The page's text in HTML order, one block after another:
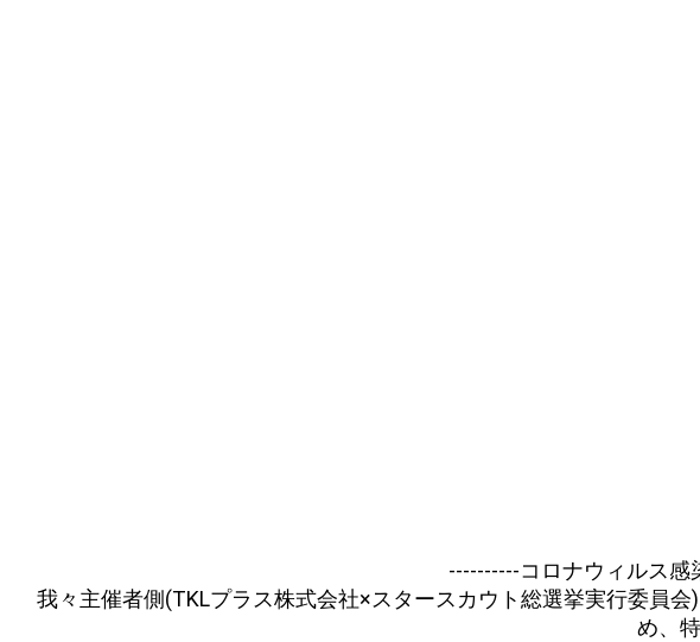
----------コロナウィルス
我々主催者側(TKLプラス株式会社×スタースカウト総選挙実行委員
め、